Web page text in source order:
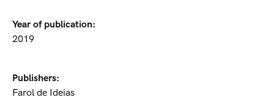
Year of publication:
2019
Publishers:
Farol de Ideias